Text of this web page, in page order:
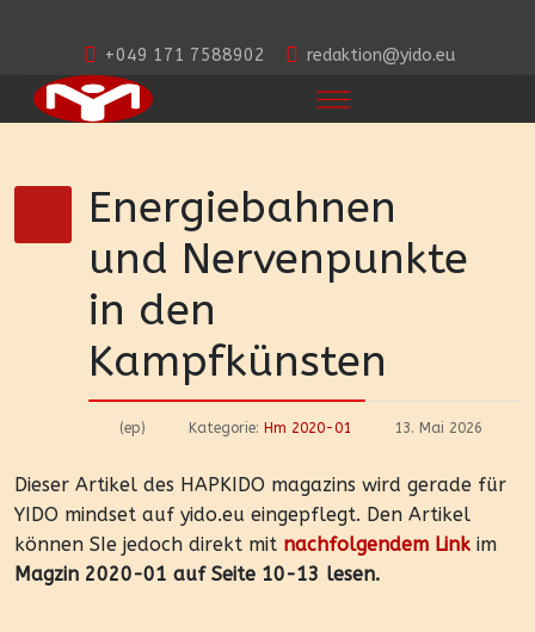
+049 171 7588902 redaktion@yido.eu
Energiebahnen
und Nervenpunkte
in den
Kampfkünsten
(ep) Kategorie: Hm 2020-01 13. Mai 2026
Dieser Artikel des HAPKIDO magazins wird gerade für
YIDO mindset auf yido.eu eingepflegt. Den Artikel
können SIe jedoch direkt mit nachfolgendem Link im
Magzin 2020-01 auf Seite 10-13 lesen.